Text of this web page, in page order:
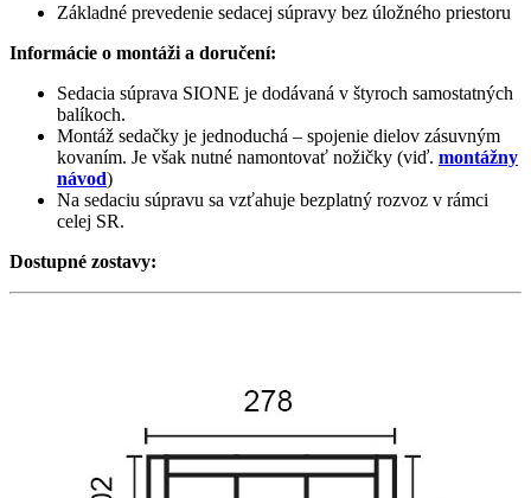
Základné prevedenie sedacej súpravy bez úložného priestoru
Informácie o montáži a doručení:
Sedacia súprava SIONE je dodávaná v štyroch samostatných
balíkoch.
Montáž sedačky je jednoduchá – spojenie dielov zásuvným
kovaním. Je však nutné namontovať nožičky (viď. montážny
návod)
Na sedaciu súpravu sa vzťahuje bezplatný rozvoz v rámci
celej SR.
Dostupné zostavy: